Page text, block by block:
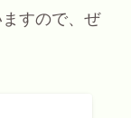
すので、ぜ